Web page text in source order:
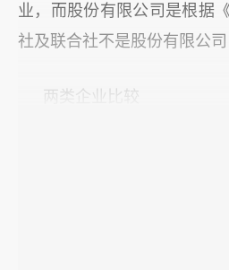
业，而股份有限公司是根据
社及联合社不是股份有限公
两类企业比较